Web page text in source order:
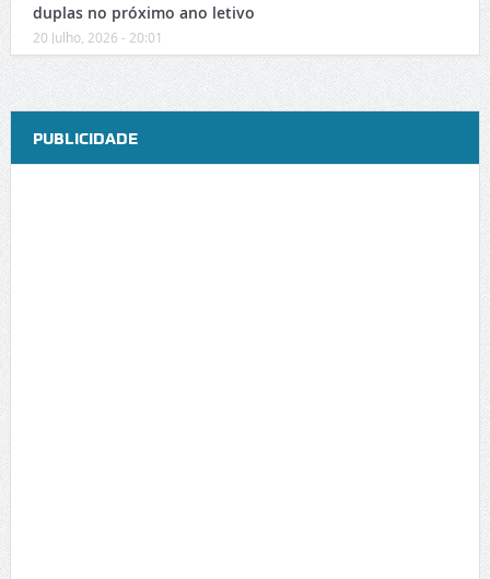
duplas no próximo ano letivo
20 Julho, 2026 - 20:01
PUBLICIDADE